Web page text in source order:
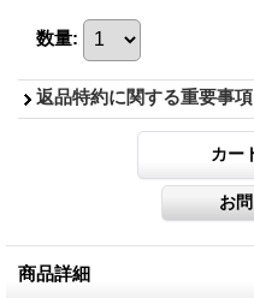
数量:
返品特約に関する重要事項
商品詳細